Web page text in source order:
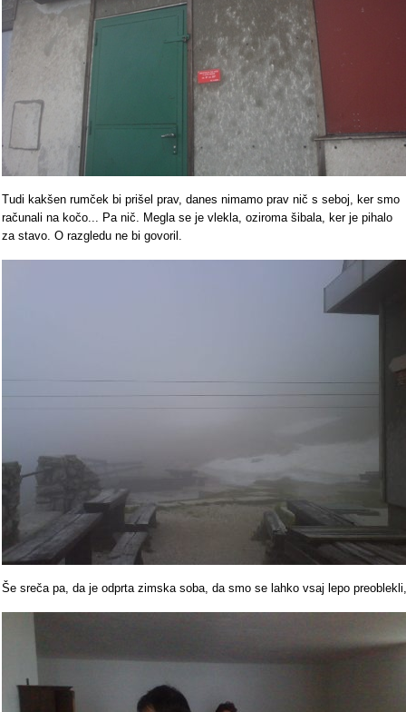
Tudi kakšen rumček bi prišel prav, danes nimamo prav nič s seboj, ker smo
računali na kočo... Pa nič. Megla se je vlekla, oziroma šibala, ker je pihalo
za stavo. O razgledu ne bi govoril.
Še sreča pa, da je odprta zimska soba, da smo se lahko vsaj lepo preoblekli,